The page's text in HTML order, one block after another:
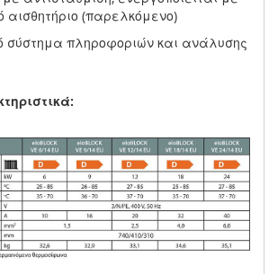
αισθητήριο (παρελκόμενο)
σύστημα πληροφοριών και ανάλυσης